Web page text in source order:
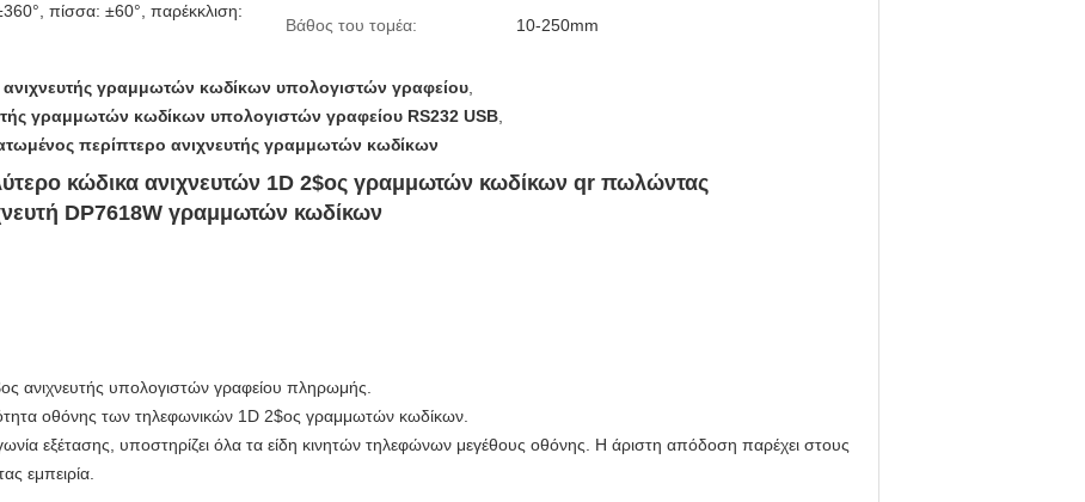
πίσσα: ±60°, παρέκκλιση:
Βάθος του τομέα: 10-250mm
ανιχνευτής γραμμωτών κωδίκων υπολογιστών γραφείου
γραμμωτών κωδίκων υπολογιστών γραφείου RS232 USB
περίπτερο ανιχνευτής γραμμωτών κωδίκων
κώδικα ανιχνευτών 1D 2$ος γραμμωτών κωδίκων qr πωλώντας
DP7618W γραμμωτών κωδίκων
ανιχνευτής υπολογιστών γραφείου πληρωμής.
οθόνης των τηλεφωνικών 1D 2$ος γραμμωτών κωδίκων.
εξέτασης, υποστηρίζει όλα τα είδη κινητών τηλεφώνων μεγέθους οθόνης. Η άριστη απόδοση παρέχει στους
εμπειρία.